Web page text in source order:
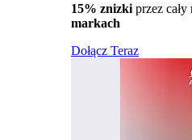
15% znizki przez
markach
Dołącz Teraz